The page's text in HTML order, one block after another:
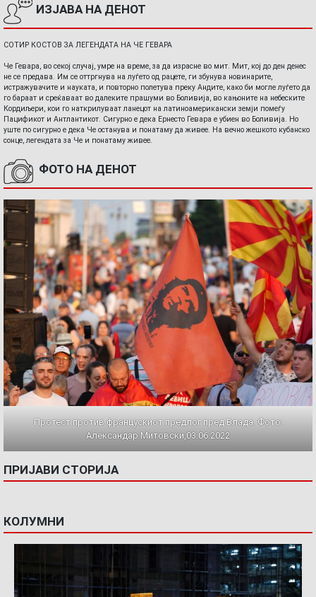
ИЗЈАВА НА ДЕНОТ
СОТИР КОСТОВ ЗА ЛЕГЕНДАТА НА ЧЕ ГЕВАРА
Че Гевара, во секој случај, умре на време, за да израсне во мит. Мит, кој до ден денес
не се предава. Им се оттргнува на луѓето од рацете, ги збунува новинарите,
истражувачите и науката, и повторно полетува преку Андите, како би могле луѓето да
го бараат и среќаваат во далеките прашуми во Боливија, во кањоните на небеските
Кордиљери, кои го наткрилуваат ланецот на латиноамерикански земји помеѓу
Пацификот и Антлантикот. Сигурно е дека Ернесто Гевара е убиен во Боливија. Но
уште по сигурно е дека Че останува и понатаму да живее. На вечно жешкото кубанско
сонце, легендата за Че и понатаму живее.
ФОТО НА ДЕНОТ
Протест против францускиот предлог пред Влада. Фото:
Александар Митовски,03.06.2022
ПРИЈАВИ СТОРИЈА
КОЛУМНИ